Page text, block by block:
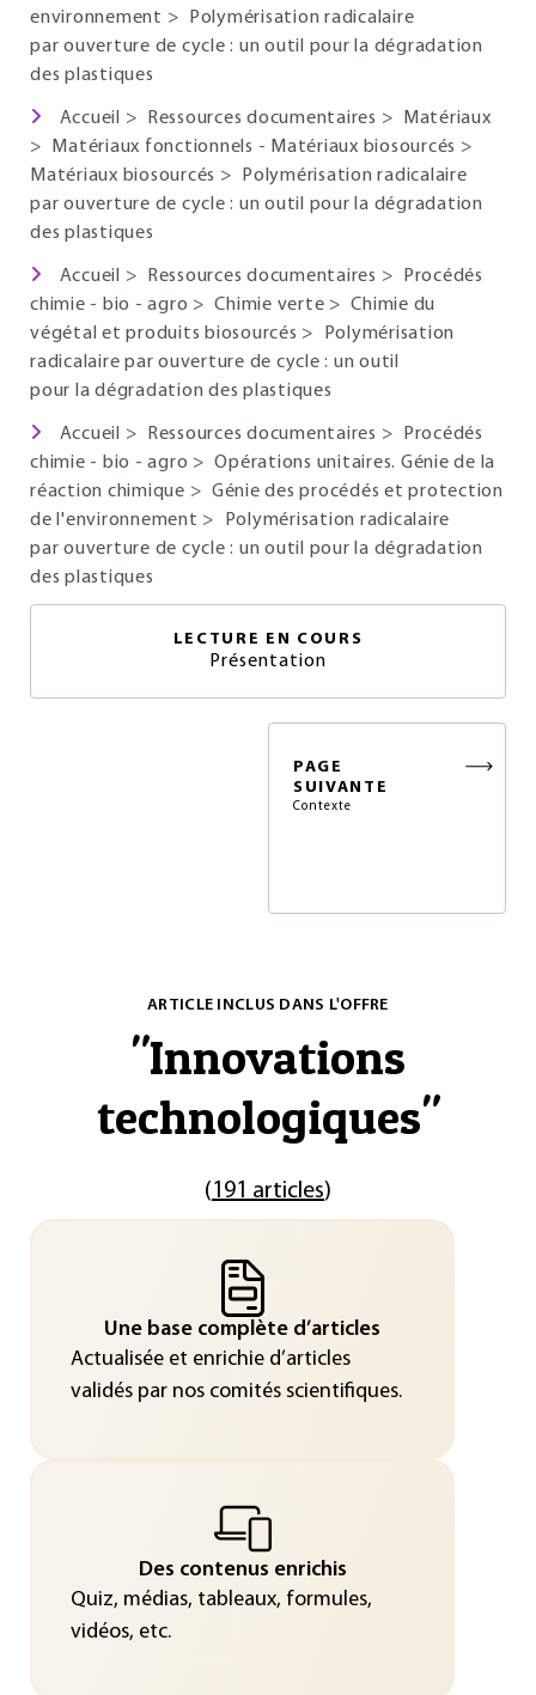
environnement >
Polymérisation radicalaire
par ouverture de cycle : un outil pour la dégradation
des plastiques
Accueil > Ressources documentaires >
Matériaux
>
Matériaux fonctionnels - Matériaux biosourcés >
Matériaux biosourcés >
Polymérisation radicalaire
par ouverture de cycle : un outil pour la dégradation
des plastiques
Accueil > Ressources documentaires >
Procédés
chimie - bio - agro >Chimie verte >Chimie du
végétal et produits biosourcés >
Polymérisation
radicalaire par ouverture de cycle : un outil
pour la dégradation des plastiques
Accueil > Ressources documentaires >
Procédés
chimie - bio - agro >Opérations unitaires. Génie de la
réaction chimique > Génie des procédés et protection
de l'environnement >
Polymérisation radicalaire
par ouverture de cycle : un outil pour la dégradation
des plastiques
LECTURE EN COURS
Présentation
PAGE
SUIVANTE
Contexte
ARTICLE INCLUS DANS L'OFFRE
"Innovations
technologiques"
(191 articles)
Une base complète d’articles
Actualisée et enrichie d’articles
validés par nos comités scientifiques.
Des contenus enrichis
Quiz, médias, tableaux, formules,
vidéos, etc.